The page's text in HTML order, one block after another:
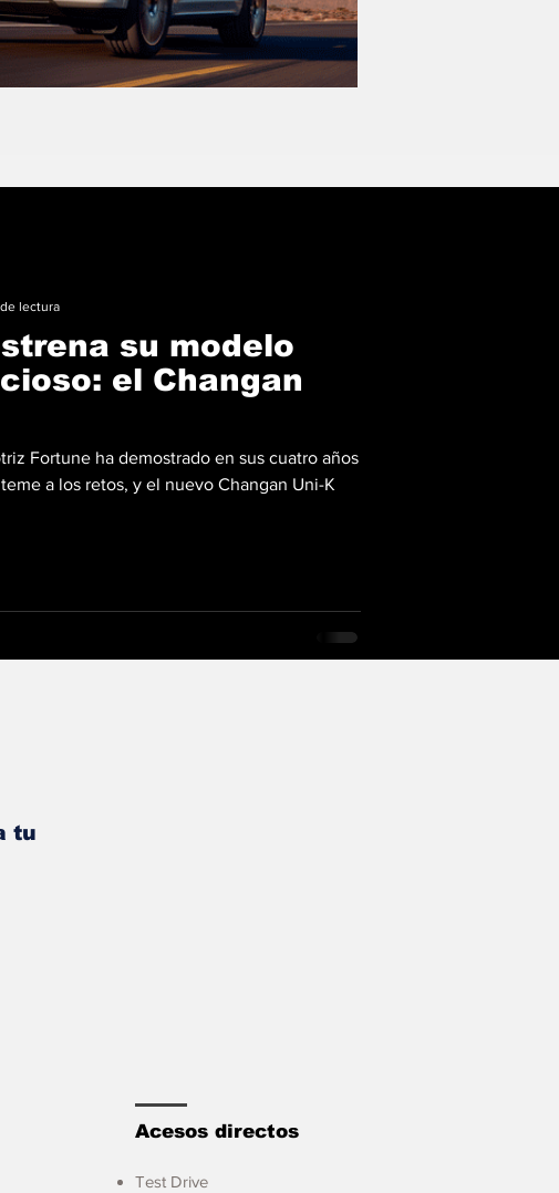
su modelo
el Changan
Fortune ha demostrado en sus cuatro años
a los retos, y el nuevo Changan Uni-K
lectura
tu
Acesos directos
Test Drive